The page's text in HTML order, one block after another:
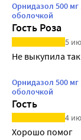
Орнидазол 500
оболочкой
Гость Роза
5
Не выкупила
Орнидазол 500
оболочкой
Гость
4
Хорошо помог